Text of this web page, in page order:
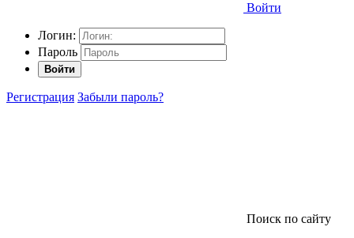
Войти
Логин:
Пароль
Войти
Регистрация Забыли пароль?
Поиск по сайту